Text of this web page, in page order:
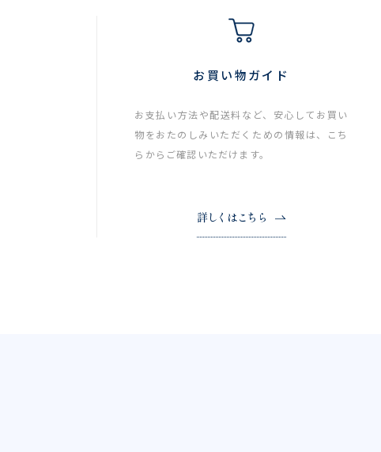
お買い物ガイド
お支払い方法や配送料など、安心してお買い
物をおたのしみいただくための情報は、こち
らからご確認いただけます。
詳しくはこちら